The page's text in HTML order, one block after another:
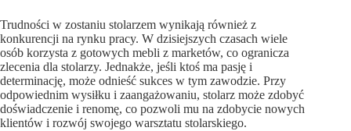
Trudności w zostaniu stolarzem wynikają również z
konkurencji na rynku pracy. W dzisiejszych czasach wiele
osób korzysta z gotowych mebli z marketów, co ogranicza
zlecenia dla stolarzy. Jednakże, jeśli ktoś ma pasję i
determinację, może odnieść sukces w tym zawodzie. Przy
odpowiednim wysiłku i zaangażowaniu, stolarz może zdobyć
doświadczenie i renomę, co pozwoli mu na zdobycie nowych
klientów i rozwój swojego warsztatu stolarskiego.